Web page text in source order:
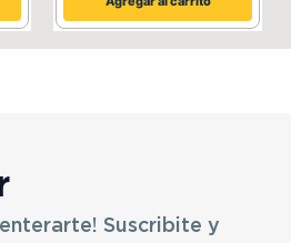
doble amortiguador
60/100‑17
Suscribite y